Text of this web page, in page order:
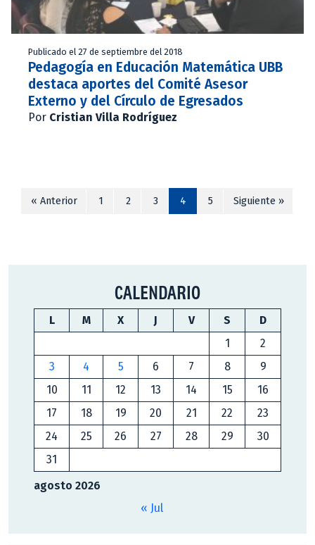
Publicado el 27 de septiembre del 2018
Pedagogía en Educación Matemática UBB
destaca aportes del Comité Asesor
Externo y del Círculo de Egresados
Por Cristian Villa Rodríguez
« Anterior 1 2 3 4 5 Siguiente »
CALENDARIO
agosto 2026
L M X J V S
D
1
2
3
4 5 6 7 8
9
10
11 12 13 14 15
16
17
18 19 20 21 22
23
24
25 26 27 28 29
30
31
« Jul